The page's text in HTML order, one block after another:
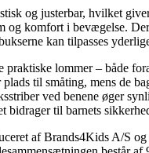
og justerbar, hvilket
og komfort i bevægelse.
kan tilpasses
praktiske lommer – både
til småting, mens de
ved benene øger
bidrager til barnets
af Brands4Kids A/S